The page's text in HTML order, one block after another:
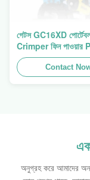
গেটস GC16XD
Crimper ফিন পাওয়ার
ম্যানুয়াল হাইড্রোলিক
Crimper বিক্রয়
Contact
অনুগ্রহ করে আমাদের